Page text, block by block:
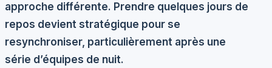
approche différente. Prendre quelques jours de
repos devient stratégique pour se
resynchroniser, particulièrement après une
série d’équipes de nuit.